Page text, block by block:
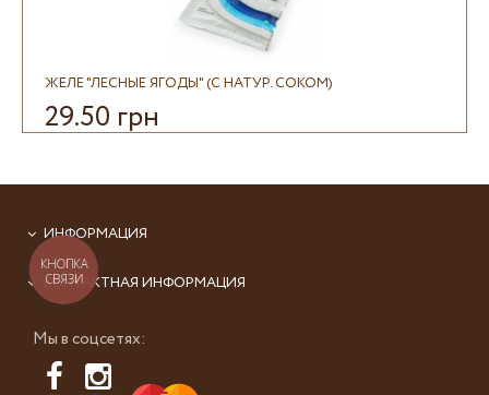
ЖЕЛЕ "ЛЕСНЫЕ ЯГОДЫ" (С НАТУР. СОКОМ)
29.50 грн
ИНФОРМАЦИЯ
Мы в соцсетях:
КОНТАКТНАЯ ИНФОРМАЦИЯ
КНОПКА
СВЯЗИ